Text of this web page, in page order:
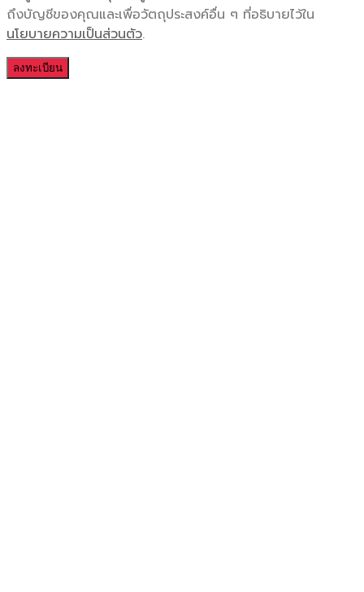
ถึงบัญชีของคุณและเพื่อวัตถุประสงค์อื่น ๆ ที่อธิบายไว้ใน
นโยบายความเป็นส่วนตัว.
ลงทะเบียน